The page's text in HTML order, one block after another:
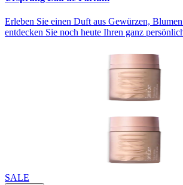
Erleben Sie einen Duft aus Gewürzen,
entdecken Sie noch heute Ihren ganz
SALE